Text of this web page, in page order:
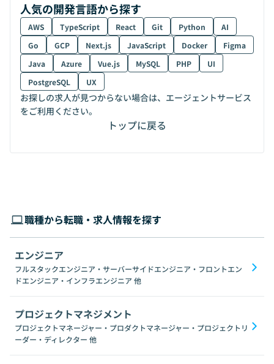
人気の開発言語から探す
AWS TypeScript React Git Python
AI
Go
GCP Next.js JavaScript Docker
Figma
Java
Azure Vue.js MySQL PHP
UI
PostgreSQL
UX
お探しの求人が見つからない場合は、エージェントサービス
をご利用ください。
トップに戻る
職種から転職・求人情報を探す
エンジニア
フルスタックエンジニア・サーバーサイドエンジニア・フロントエン
ドエンジニア・インフラエンジニア 他
プロジェクトマネジメント
プロジェクトマネージャー・プロダクトマネージャー・プロジェクトリ
ーダー・ディレクター 他